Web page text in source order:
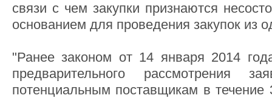
связи с чем закупки признаются
основанием для проведения закупок из
"Ранее законом от 14 января 2014
предварительного рассмотрения
потенциальным поставщикам в течение